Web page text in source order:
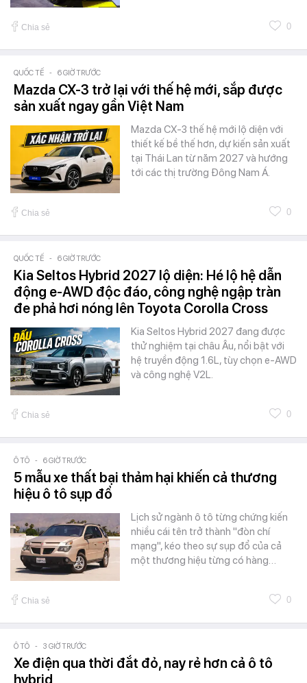
Chia sẻ 0
QUỐC TẾ - 6 GIỜ TRƯỚC
Mazda CX-3 trở lại với thế hệ mới, sắp được
sản xuất ngay gần Việt Nam
Mazda CX-3 thế hệ mới lộ diện với
thiết kế bề thế hơn, dự kiến sản xuất
tại Thái Lan từ năm 2027 và hướng
tới các thị trường Đông Nam Á.
Chia sẻ 0
QUỐC TẾ - 6 GIỜ TRƯỚC
Kia Seltos Hybrid 2027 lộ diện: Hé lộ hệ dẫn
động e-AWD độc đáo, công nghệ ngập tràn
đe phả hơi nóng lên Toyota Corolla Cross
Kia Seltos Hybrid 2027 đang được
thử nghiệm tại châu Âu, nổi bật với
hệ truyền động 1.6L, tùy chọn e-AWD
và công nghệ V2L.
Chia sẻ 0
Ô TÔ - 6 GIỜ TRƯỚC
5 mẫu xe thất bại thảm hại khiến cả thương
hiệu ô tô sụp đổ
Lịch sử ngành ô tô từng chứng kiến
nhiều cái tên trở thành "đòn chí
mạng", kéo theo sự sụp đổ của cả
một thương hiệu từng có hàng…
Chia sẻ 0
Ô TÔ - 3 GIỜ TRƯỚC
Xe điện qua thời đắt đỏ, nay rẻ hơn cả ô tô